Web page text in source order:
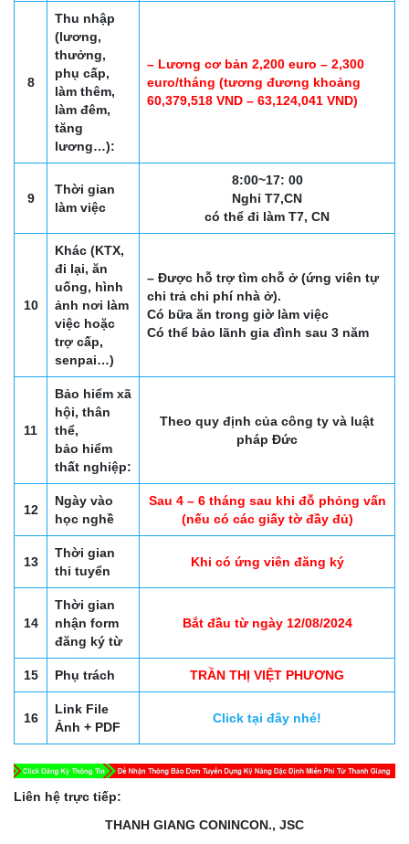
8
Thu nhập
(lương,
thưởng,
phụ cấp,
làm thêm,
làm đêm,
tăng
lương…):
– Lương cơ bản 2,200 euro – 2,300
euro/tháng (tương đương khoảng
60,379,518 VND – 63,124,041 VND)
9
Thời gian
làm việc
8:00~17: 00
Nghỉ T7,CN
có thể đi làm T7, CN
10
Khác (KTX,
đi lại, ăn
uống, hình
ảnh nơi làm
việc hoặc
trợ cấp,
senpai…)
– Được hỗ trợ tìm chỗ ở (ứng viên tự
chi trả chi phí nhà ở).
Có bữa ăn trong giờ làm việc
Có thể bảo lãnh gia đình sau 3 năm
11
Bảo hiểm xã
hội, thân
thể,
bảo hiểm
thất nghiệp:
Theo quy định của công ty và luật
pháp Đức
12
Ngày vào
học nghề
Sau 4 – 6 tháng sau khi đỗ phỏng vấn
(nếu có các giấy tờ đầy đủ)
13
Thời gian
thi tuyển
Khi có ứng viên đăng ký
14
Thời gian
nhận form
đăng ký từ
Bắt đầu từ ngày 12/08/2024
15 Phụ trách TRẦN THỊ VIỆT PHƯƠNG
16
Link File
Ảnh + PDF
Click tại đây nhé!
Liên hệ trực tiếp:
THANH GIANG CONINCON., JSC